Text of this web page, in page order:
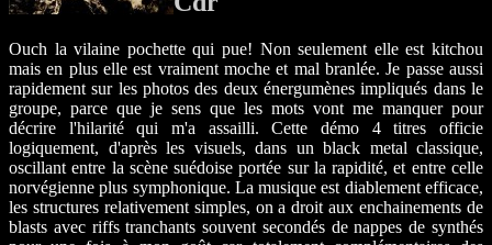
Ouch la vilaine pochette qui pue! Non seulement elle est kitchou
mais en plus elle est vraiment moche et mal branlée. Je passe aussi
rapidement sur les photos des deux énergumènes impliqués dans le
groupe, parce que je sens que les mots vont me manquer pour
décrire l'hilarité qui m'a assailli. Cette démo 4 titres officie
logiquement, d'après les visuels, dans un black metal classique,
oscillant entre la scène suédoise portée sur la rapidité, et entre celle
norvégienne plus symphonique. La musique est diablement efficace,
les structures relativement simples, on a droit aux enchainements de
blasts avec riffs tranchants souvent secondés de nappes de synthés